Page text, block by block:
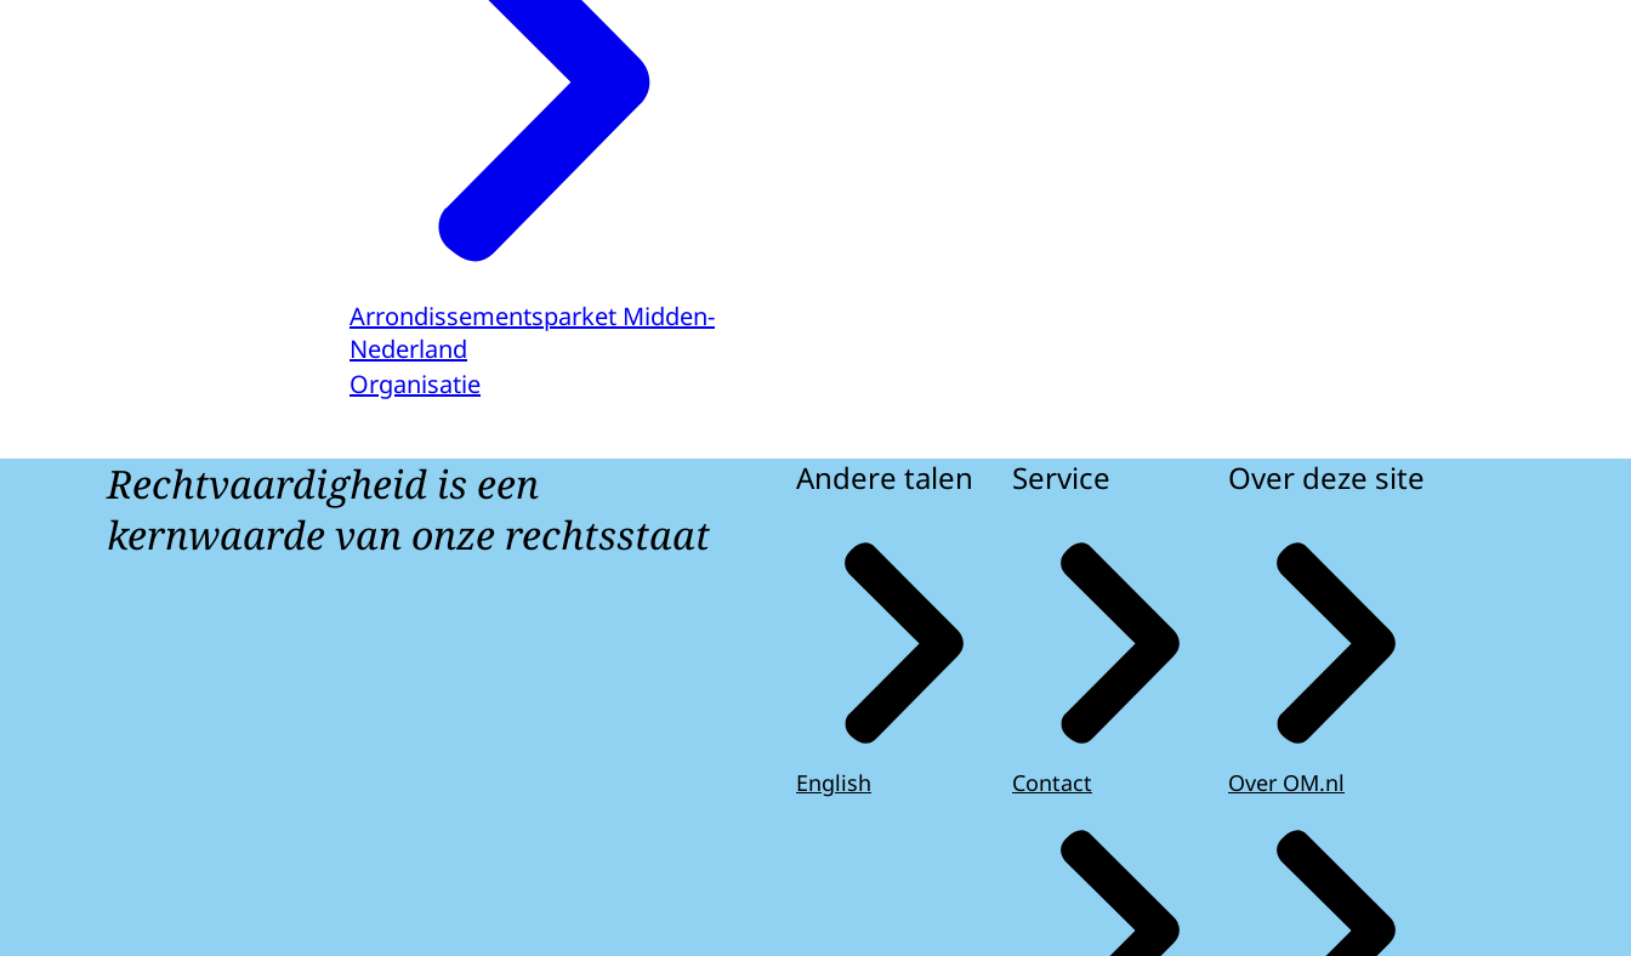
Arrondissementsparket Midden-
Nederland
Organisatie
Rechtvaardigheid is een
kernwaarde van onze rechtsstaat
Andere talen
English
Service
Contact
Over deze site
Over OM.nl